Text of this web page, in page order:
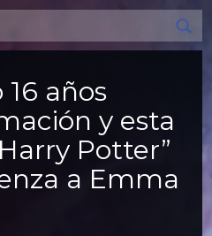
años
y esta
Potter”
a Emma